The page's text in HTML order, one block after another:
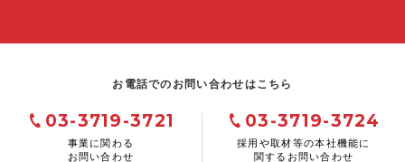
お電話でのお問い合わせはこちら
03-3719-3721
事業に関わる
お問い合わせ
03-3719-3724
採用や取材等の本社機能に
関するお問い合わせ